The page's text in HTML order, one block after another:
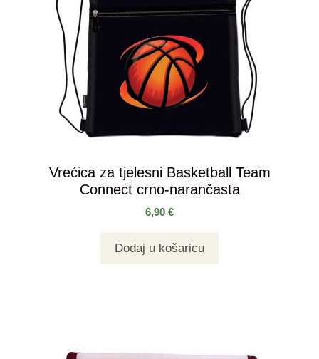
Vrećica za tjelesni Basketball Team
Connect crno-narančasta
6,90 €
Dodaj u košaricu